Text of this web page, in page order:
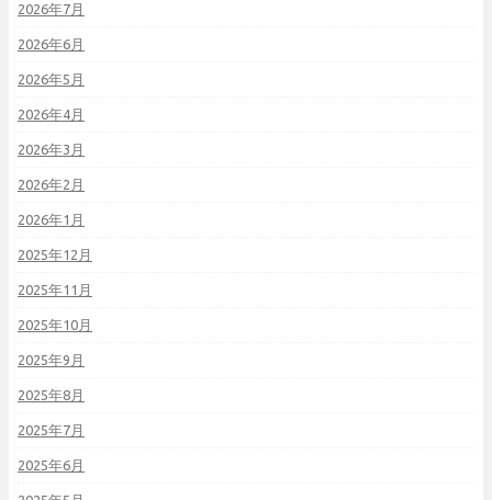
2026年7月
2026年6月
2026年5月
2026年4月
2026年3月
2026年2月
2026年1月
2025年12月
2025年11月
2025年10月
2025年9月
2025年8月
2025年7月
2025年6月